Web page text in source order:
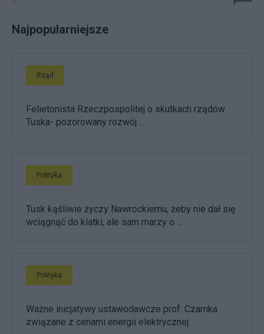
Najpopularniejsze
Rząd
Felietonista Rzeczpospolitej o skutkach rządów
Tuska- pozorowany rozwój ...
Polityka
Tusk kąśliwie życzy Nawrockiemu, żeby nie dał się
wciągnąć do klatki, ale sam marzy o ...
Polityka
Ważne inicjatywy ustawodawcze prof. Czarnka
związane z cenami energii elektrycznej